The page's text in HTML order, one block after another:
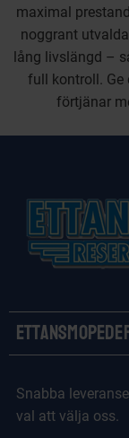
maximal
noggrant
lång livslängd –
full kontroll. Ge
förtjänar
Snabba
val att välja oss.